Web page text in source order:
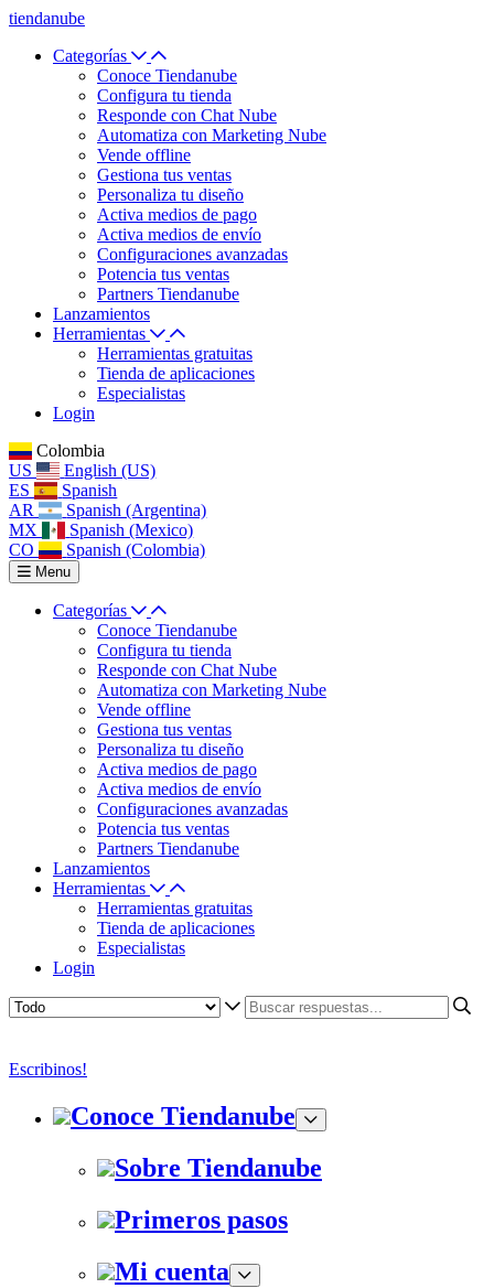
tiendanube
Categorías
Conoce Tiendanube
Configura tu tienda
Responde con Chat Nube
Automatiza con Marketing Nube
Vende offline
Gestiona tus ventas
Personaliza tu diseño
Activa medios de pago
Activa medios de envío
Configuraciones avanzadas
Potencia tus ventas
Partners Tiendanube
Lanzamientos
Herramientas
Herramientas gratuitas
Tienda de aplicaciones
Especialistas
Login
Colombia
US
English (US)
ES
Spanish
AR
Spanish (Argentina)
MX
Spanish (Mexico)
CO
Spanish (Colombia)
Menu
Categorías
Conoce Tiendanube
Configura tu tienda
Responde con Chat Nube
Automatiza con Marketing Nube
Vende offline
Gestiona tus ventas
Personaliza tu diseño
Activa medios de pago
Activa medios de envío
Configuraciones avanzadas
Potencia tus ventas
Partners Tiendanube
Lanzamientos
Herramientas
Herramientas gratuitas
Tienda de aplicaciones
Especialistas
Login
Escribinos!
Conoce Tiendanube
Sobre Tiendanube
Primeros pasos
Mi cuenta